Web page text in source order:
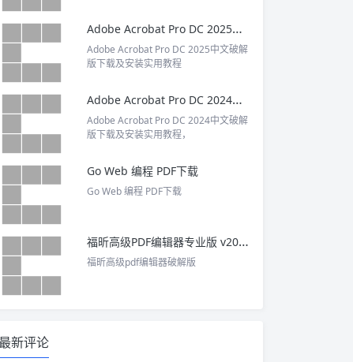
Adobe Acrobat Pro DC 2025中文破解版下载及安装实用教程
Adobe Acrobat Pro DC 2025中文破解
版下载及安装实用教程
Adobe Acrobat Pro DC 2024中文破解版下载及安装实用教程
Adobe Acrobat Pro DC 2024中文破解
版下载及安装实用教程，
Go Web 编程 PDF下载
Go Web 编程 PDF下载
福昕高级PDF编辑器专业版 v2025 中文激活版
福昕高级pdf编辑器破解版
新评论